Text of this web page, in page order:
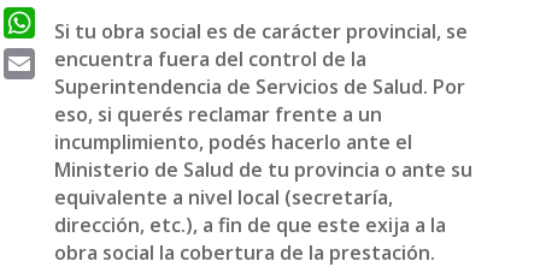
Si tu obra social es de carácter provincial, se
encuentra fuera del control de la
Superintendencia de Servicios de Salud. Por
eso, si querés reclamar frente a un
incumplimiento, podés hacerlo ante el
Ministerio de Salud de tu provincia o ante su
equivalente a nivel local (secretaría,
dirección, etc.), a fin de que este exija a la
obra social la cobertura de la prestación.
Twitter
WhatsApp